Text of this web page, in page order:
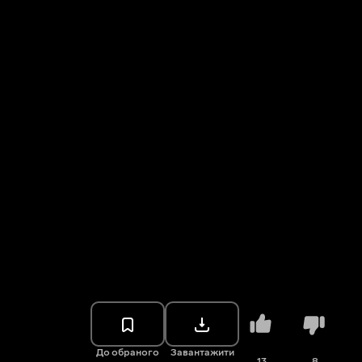
До обраного Завантажити